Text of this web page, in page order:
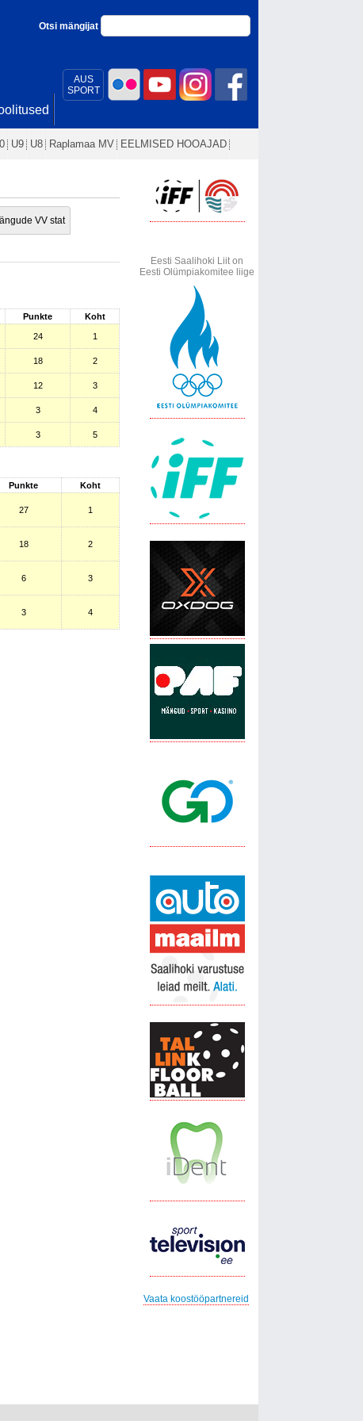
AUS
SPORT
Otsi mängijat
U9 U8 Raplamaa MV EELMISED HOOAJAD
VV stat
Punkte Koht
24 1
18 2
12 3
3 4
3 5
Punkte Koht
27 1
18 2
6 3
3 4
Eesti Saalihoki Liit on
Eesti Olümpiakomitee liige
Vaata koostööpartnereid